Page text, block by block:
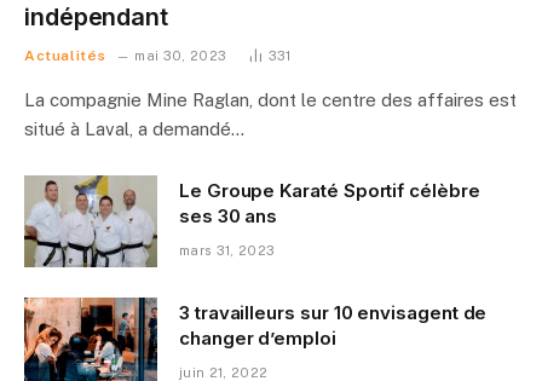
indépendant
Actualités mai 30, 2023 331
La compagnie Mine Raglan, dont le centre des affaires est
situé à Laval, a demandé…
Le Groupe Karaté Sportif célèbre
ses 30 ans
mars 31, 2023
3 travailleurs sur 10 envisagent de
changer d’emploi
juin 21, 2022